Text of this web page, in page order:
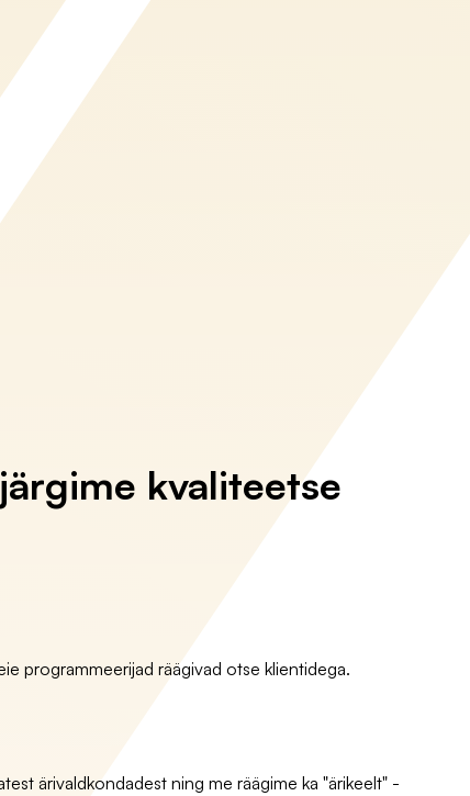
kvaliteetse
programmeerijad räägivad otse klientidega.
ärivaldkondadest ning me räägime ka "ärikeelt" -